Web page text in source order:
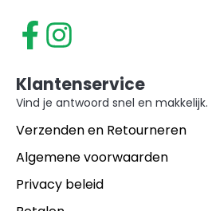
Klantenservice
Vind je antwoord snel en makkelijk.
Verzenden en Retourneren
Algemene voorwaarden
Privacy beleid